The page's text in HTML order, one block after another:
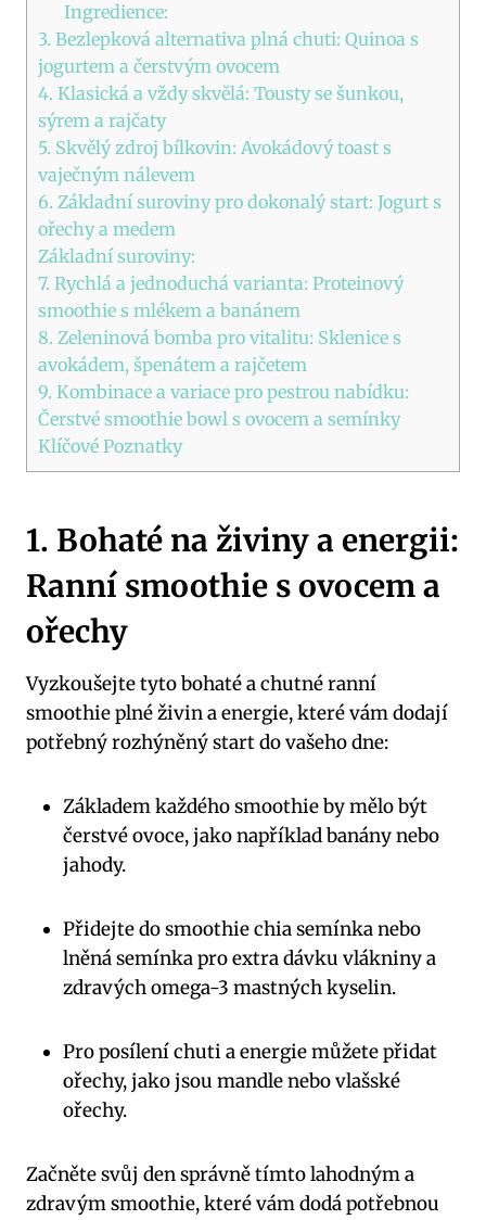
Ingredience:
3. Bezlepková alternativa plná chuti: Quinoa s
jogurtem a čerstvým ovocem
4. Klasická a vždy skvělá: Tousty se šunkou,
sýrem a rajčaty
5. Skvělý zdroj bílkovin: Avokádový toast s
vaječným nálevem
6. Základní suroviny pro dokonalý start: Jogurt s
ořechy a medem
Základní suroviny:
7. Rychlá a jednoduchá varianta: Proteinový
smoothie s mlékem a banánem
8. Zeleninová bomba pro vitalitu: Sklenice s
avokádem, špenátem a rajčetem
9. Kombinace a variace pro pestrou nabídku:
Čerstvé smoothie bowl s ovocem a semínky
Klíčové Poznatky
1. Bohaté na živiny a energii:
Ranní smoothie s ovocem a
ořechy
Vyzkoušejte tyto bohaté a chutné ranní
smoothie plné živin a energie, které vám dodají
potřebný rozhýněný start do vašeho dne:
Základem každého smoothie by mělo být
čerstvé ovoce, jako například banány nebo
jahody.
Přidejte do smoothie chia semínka nebo
lněná semínka pro extra dávku vlákniny a
zdravých omega-3 mastných kyselin.
Pro posílení chuti a energie můžete přidat
ořechy, jako jsou mandle nebo vlašské
ořechy.
Začněte svůj den správně tímto lahodným a
zdravým smoothie, které vám dodá potřebnou